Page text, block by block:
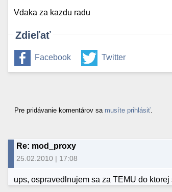
Vdaka za kazdu radu
Zdieľať
Facebook Twitter
Pre pridávanie komentárov sa musíte prihlásiť
Re: mod_proxy
25.02.2010 | 17:08
ups, ospravedlnujem sa za TEMU do ktorej